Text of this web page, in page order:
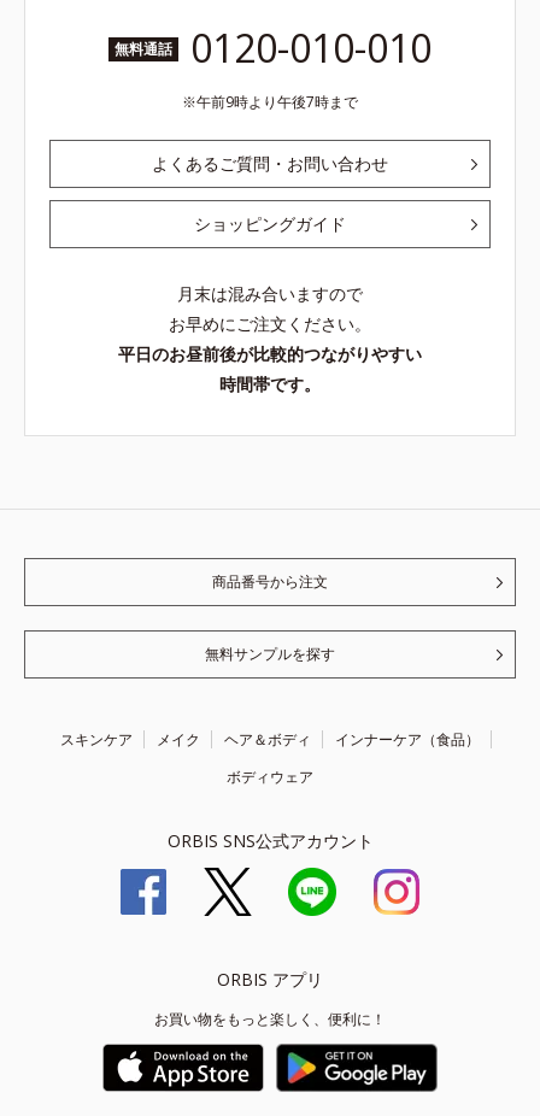
無料通話 0120-010-010
午前9時より午後7時まで
よくあるご質問・お問い合わせ
ショッピングガイド
月末は混み合いますので
お早めにご注文ください。
平日のお昼前後が比較的つながりやすい
時間帯です。
商品番号から注文
無料サンプルを探す
スキンケア メイク ヘア＆ボディ
インナーケア（食品）
ボディウェア
ORBIS SNS公式アカウント
ORBIS アプリ
お買い物をもっと楽しく、便利に！